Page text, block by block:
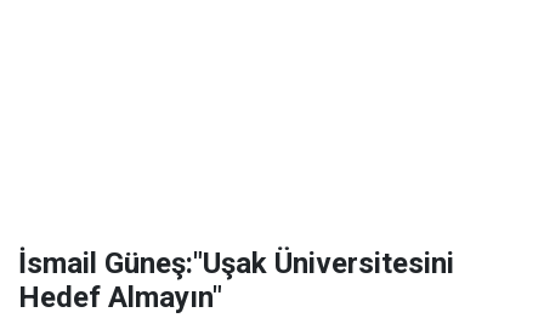
İsmail Güneş:"Uşak Üniversitesini
Hedef Almayın"